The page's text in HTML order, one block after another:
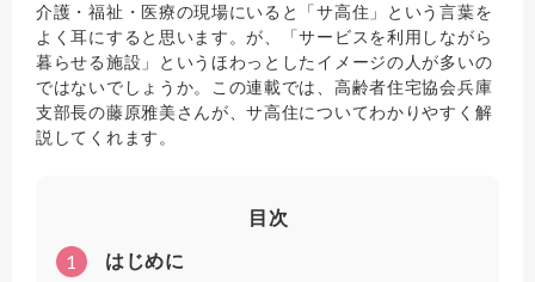
介護・福祉・医療の現場にいると「サ高住」という言葉を
よく耳にすると思います。が、「サービスを利用しながら
暮らせる施設」というほわっとしたイメージの人が多いの
ではないでしょうか。この連載では、高齢者住宅協会兵庫
支部長の藤原雅美さんが、サ高住についてわかりやすく解
説してくれます。
目次
1 はじめに